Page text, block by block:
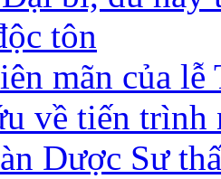
tôn
mãn của lễ
về tiến trình
Dược Sư